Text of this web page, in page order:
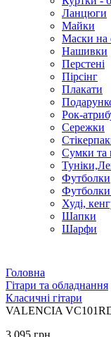
Ланцюги
Майки
Маски на
Нашивки
Перстені
Пірсінг
Плакати
Рок-
Сережки
Сумки та
Футболки
Худі,
Шапки
Шарфи
Головна
Гітари та обладнання
Класичні гітари
VALENCIA
3 095 грн